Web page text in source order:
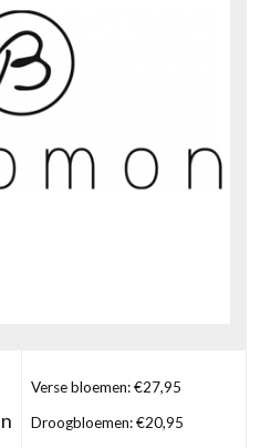
Verse bloemen: €27,95
Droogbloemen: €20,95